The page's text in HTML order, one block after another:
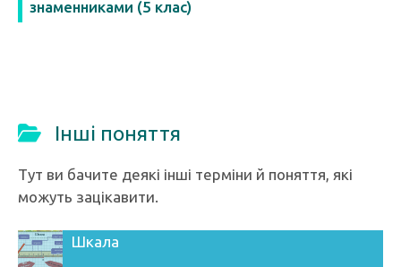
знаменниками (5 клас)
Інші поняття
Тут ви бачите деякі інші терміни й поняття, які
можуть зацікавити.
Шкала